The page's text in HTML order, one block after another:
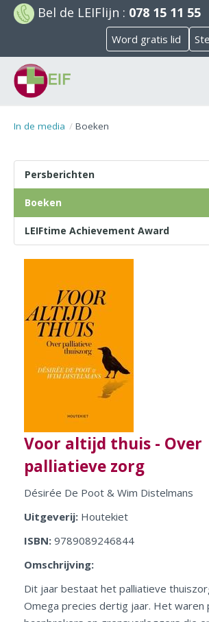
Bel de LEIFlijn : 078 15 11 55
Word gratis lid
In de media Boeken
Persberichten
Boeken
LEIFtime Achievement Award
Voor altijd thuis - Over
palliatieve zorg
Désirée De Poot & Wim Distelmans
Uitgeverij: Houtekiet
ISBN: 9789089246844
Omschrijving:
Dit jaar bestaat het palliatieve
Omega precies dertig jaar. Het waren